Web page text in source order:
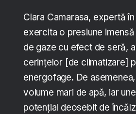
Clara Camarasa, expertă
exercita o presiune
de gaze cu efect de seră,
cerințelor [de climatizare]
energofage. De
volume mari de apă, iar
potențial deosebit de